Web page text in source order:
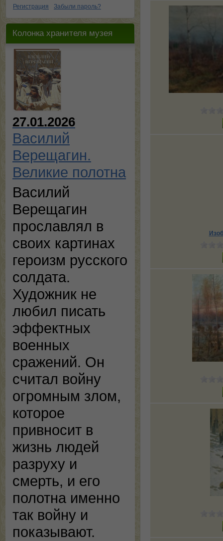
Регистрация
Забыли пароль?
Колонка хранителя музея
27.01.2026
Василий
Верещагин.
Великие полотна
Василий
Верещагин
прославлял в
своих картинах
героизм русского
солдата.
Художник не
любил писать
эффектных
военных
сражений. Он
считал войну
огромным злом,
которое
привносит в
жизнь людей
разруху и
смерть, и его
полотна именно
так войну и
показывают.